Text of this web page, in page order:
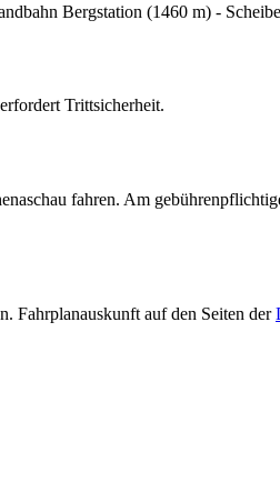
Bergstation (1460 m) -
Trittsicherheit.
fahren. Am
Fahrplanauskunft auf den Seiten der